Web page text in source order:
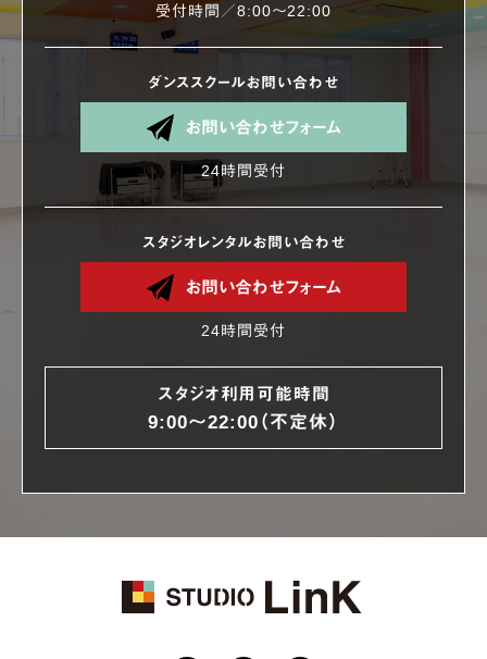
受付時間／8:00〜22:00
ダンススクールお問い合わせ
お問い合わせフォーム
24時間受付
スタジオレンタルお問い合わせ
お問い合わせフォーム
24時間受付
スタジオ利用可能時間
9:00〜22:00（不定休）